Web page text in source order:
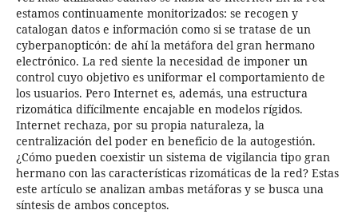
estamos continuamente monitorizados: se recogen y
catalogan datos e información como si se tratase de un
cyberpanopticón: de ahí la metáfora del gran hermano
electrónico. La red siente la necesidad de imponer un
control cuyo objetivo es uniformar el comportamiento de
los usuarios. Pero Internet es, además, una estructura
rizomática difícilmente encajable en modelos rígidos.
Internet rechaza, por su propia naturaleza, la
centralización del poder en beneficio de la autogestión.
¿Cómo pueden coexistir un sistema de vigilancia tipo gran
hermano con las características rizomáticas de la red? Estas
este artículo se analizan ambas metáforas y se busca una
síntesis de ambos conceptos.